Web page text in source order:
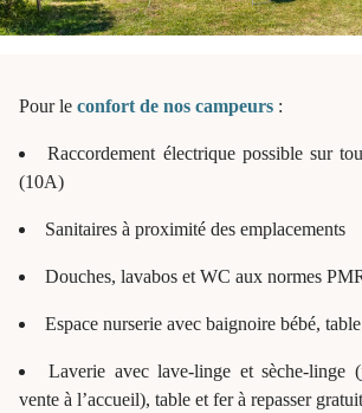
Pour le confort de nos campeurs :
Raccordement électrique possible sur
(10A)
Sanitaires à proximité des emplacements
Douches, lavabos et WC aux normes
Espace nurserie avec baignoire bébé,
Laverie avec lave-linge et sèche-linge
vente à l’accueil), table et fer à repasser